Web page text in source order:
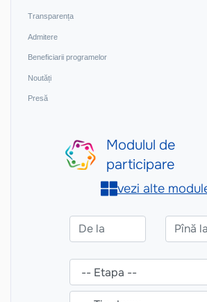
Transparența
Admitere
Beneficiarii programelor
Noutăți
Presă